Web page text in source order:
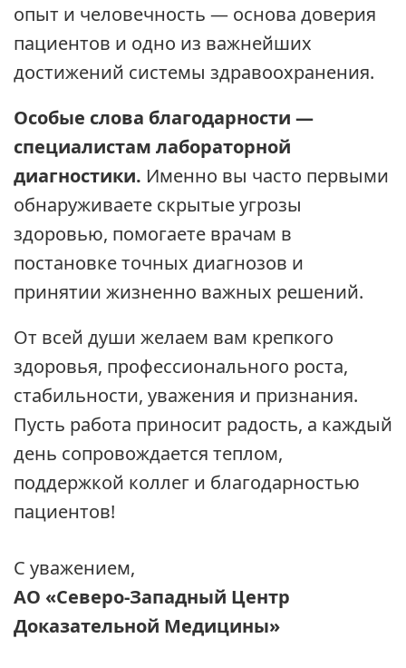
опыт и человечность — основа доверия
пациентов и одно из важнейших
достижений системы здравоохранения.
Особые слова благодарности —
специалистам лабораторной
диагностики. Именно вы часто первыми
обнаруживаете скрытые угрозы
здоровью, помогаете врачам в
постановке точных диагнозов и
принятии жизненно важных решений.
От всей души желаем вам крепкого
здоровья, профессионального роста,
стабильности, уважения и признания.
Пусть работа приносит радость, а каждый
день сопровождается теплом,
поддержкой коллег и благодарностью
пациентов!
С уважением,
АО «Северо-Западный Центр
Доказательной Медицины»